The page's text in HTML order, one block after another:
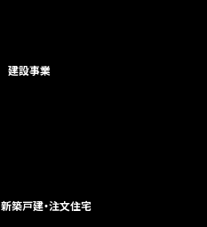
建設事業
新築戸建・注文住宅